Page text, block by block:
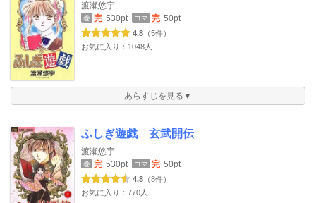
渡瀬悠宇
巻 完 530pt コマ 完 50pt
4.8 （5件）
お気に入り：1048人
あらすじを見る▼
ふしぎ遊戯 玄武開伝
渡瀬悠宇
巻 完 530pt コマ 完 50pt
4.8 （8件）
お気に入り：770人